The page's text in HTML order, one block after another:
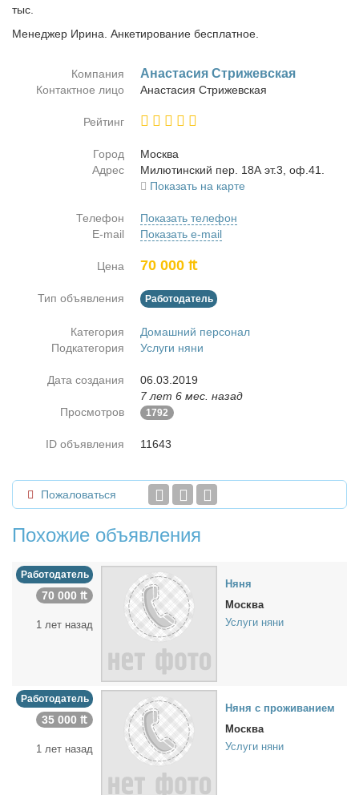
тыс.
Менеджер Ирина. Анкетирование бесплатное.
Компания Ана­ста­сия Стри­жев­ская
Контактное лицо Ана­ста­сия Стри­жев­ская
Рейтинг
Город
Москва
Адрес
Ми­лю­тин­ский пер. 18А эт.3, оф.41.
Показать на карте
Телефон
Показать телефон
E-mail
Показать e-mail
Цена 70 000 ₶
Тип объявления Работодатель
Категория
Домашний персонал
Подкатегория
Услуги няни
Дата создания
06.03.2019
7 лет 6 мес. назад
Просмотров
1792
ID объявления 11643
Пожаловаться
Похожие объявления
Работодатель
70 000 ₶
1 лет назад
Ня­ня
Москва
Услуги няни
Работодатель
35 000 ₶
1 лет назад
Ня­ня с про­жи­ва­ни­ем
Москва
Услуги няни